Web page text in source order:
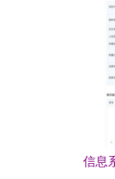
信息